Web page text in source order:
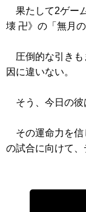
果たして2ゲー
壊 卍》 の「無月
圧倒的な引きも
因に違いない。
そう、今日の彼
その運命力を信
の試合に向けて、